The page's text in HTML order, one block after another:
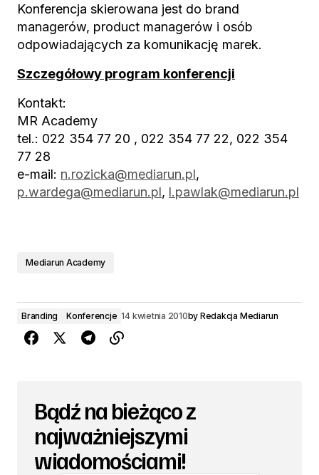
Konferencja skierowana jest do brand
managerów, product managerów i osób
odpowiadających za komunikację marek.
Szczegółowy program konferencji
Kontakt:
MR Academy
tel.: 022 354 77 20 , 022 354 77 22, 022 354
77 28
e-mail: n.rozicka@mediarun.pl,
p.wardega@mediarun.pl, l.pawlak@mediarun.pl
Mediarun Academy
Branding Konferencje 14 kwietnia 2010by Redakcja Mediarun
Bądź na bieżąco z
najważniejszymi
wiadomościami!